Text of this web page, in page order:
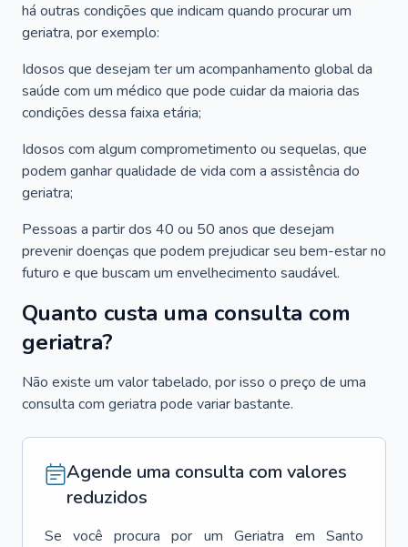
há outras condições que indicam quando procurar um
geriatra, por exemplo:
Idosos que desejam ter um acompanhamento global da
saúde com um médico que pode cuidar da maioria das
condições dessa faixa etária;
Idosos com algum comprometimento ou sequelas, que
podem ganhar qualidade de vida com a assistência do
geriatra;
Pessoas a partir dos 40 ou 50 anos que desejam
prevenir doenças que podem prejudicar seu bem-estar no
futuro e que buscam um envelhecimento saudável.
Quanto custa uma consulta com
geriatra?
Não existe um valor tabelado, por isso o preço de uma
consulta com geriatra pode variar bastante.
Agende uma consulta com valores
reduzidos
Se você procura por um Geriatra em Santo